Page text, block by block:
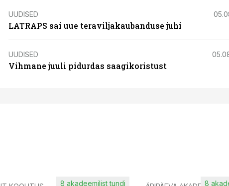
UUDISED
LATRAPS sai uue teraviljakaubanduse juhi
UUDISED
Vihmane juuli pidurdas saagikoristust
8 akadeemilist tundi 8